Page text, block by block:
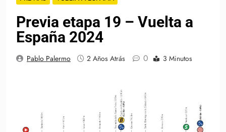
Previa etapa 19 – Vuelta a
España 2024
Pablo Palermo 2 Años Atrás 0 3 Minutos